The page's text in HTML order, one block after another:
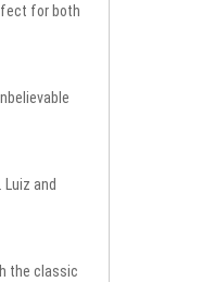
for both
and
the classic